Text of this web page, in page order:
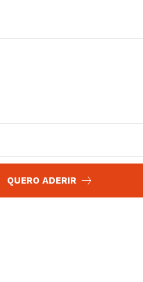
QUERO ADERIR